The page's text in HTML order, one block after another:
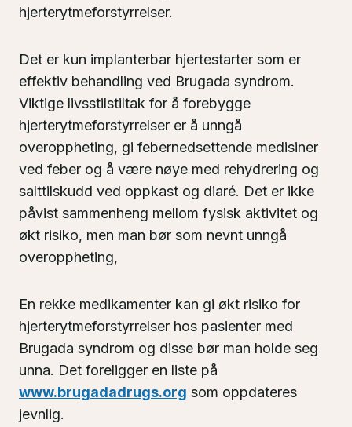
hjerterytmeforstyrrelser.
Det er kun implanterbar hjertestarter som er
effektiv behandling ved Brugada syndrom.
Viktige livsstilstiltak for å forebygge
hjerterytmeforstyrrelser er å unngå
overoppheting, gi febernedsettende medisiner
ved feber og å være nøye med rehydrering og
salttilskudd ved oppkast og diaré. Det er ikke
påvist sammenheng mellom fysisk aktivitet og
økt risiko, men man bør som nevnt unngå
overoppheting,
En rekke medikamenter kan gi økt risiko for
hjerterytmeforstyrrelser hos pasienter med
Brugada syndrom og disse bør man holde seg
unna. Det foreligger en liste på
www.brugadadrugs.org som oppdateres
jevnlig.